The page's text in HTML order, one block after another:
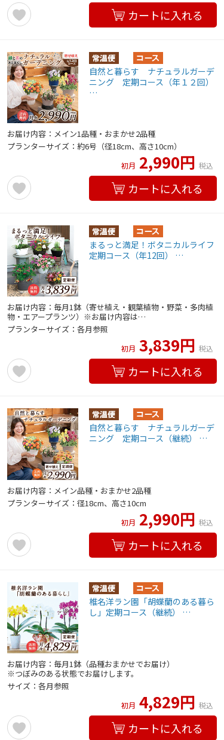
カートに入れる
自然と暮らす ナチュラルガーデ
ニング 定期コース（年１２回）
…
お届け内容：メイン1品種・おまかせ2品種
プランターサイズ：約6号（径18cm、高さ10cm）
初月 2,990円 税込
カートに入れる
まるっと満足！ボタニカルライフ
定期コース（年12回） …
お届け内容：毎月1鉢（寄せ植え・観葉植物・野菜・多肉植
物・エアープランツ）※お届け内容は…
プランターサイズ：各月参照
初月 3,839円 税込
カートに入れる
自然と暮らす ナチュラルガーデ
ニング 定期コース（継続） …
お届け内容：メイン品種・おまかせ2品種
プランターサイズ：径18cm、高さ10cm
初月 2,990円 税込
カートに入れる
椎名洋ラン園「胡蝶蘭のある暮ら
し」定期コース（継続） …
お届け内容：毎月1鉢（品種おまかせでお届け）
※つぼみのある状態でお届けします。
サイズ：各月参照
初月 4,829円 税込
カートに入れる